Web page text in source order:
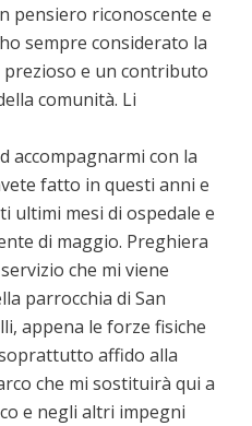
pensiero riconoscente e
sempre considerato la
e un contributo
comunità. Li
accompagnarmi con la
fatto in questi anni e
ultimi mesi di ospedale e
di maggio. Preghiera
che mi viene
parrocchia di San
appena le forze fisiche
affido alla
che mi sostituirà qui a
e negli altri impegni